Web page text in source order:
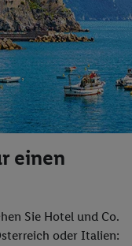
einen
Sie Hotel und Co.
oder Italien: